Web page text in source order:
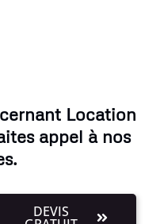
Location
appel à nos
DEVIS